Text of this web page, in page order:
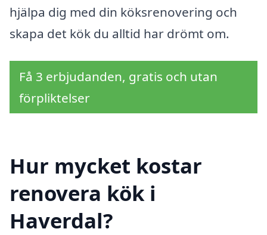
hjälpa dig med din köksrenovering och
skapa det kök du alltid har drömt om.
Få 3 erbjudanden, gratis och utan
förpliktelser
Hur mycket kostar
renovera kök i
Haverdal?